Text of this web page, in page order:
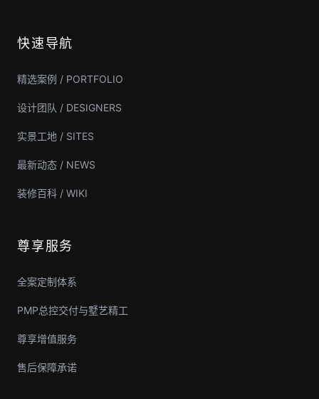
快速导航
精选案例 / PORTFOLIO
设计团队 / DESIGNERS
实景工地 / SITES
最新动态 / NEWS
装修百科 / WIKI
尊享服务
全案定制体系
PMP总控交付与墅艺精工
尊享增值服务
售后保障承诺